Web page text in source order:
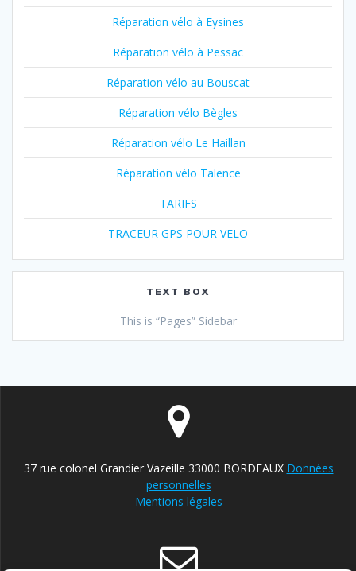
Réparation vélo à Eysines
Réparation vélo à Pessac
Réparation vélo au Bouscat
Réparation vélo Bègles
Réparation vélo Le Haillan
Réparation vélo Talence
TARIFS
TRACEUR GPS POUR VELO
TEXT BOX
This is “Pages” Sidebar
37 rue colonel Grandier Vazeille 33000 BORDEAUX Données
personnelles
Mentions légales